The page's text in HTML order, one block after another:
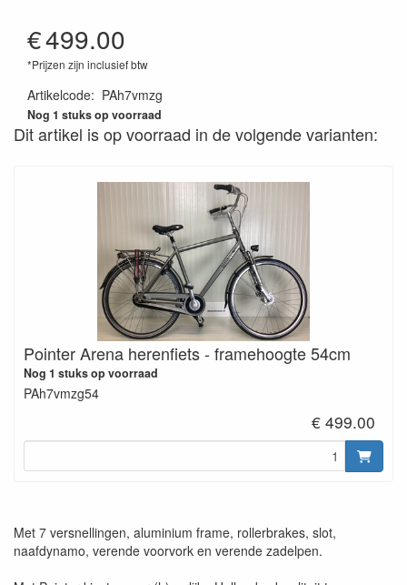
€499.00
*Prijzen zijn inclusief btw
Artikelcode: PAh7vmzg
Nog 1 stuks op voorraad
Dit artikel is op voorraad in de volgende varianten:
Pointer Arena herenfiets - framehoogte 54cm
Nog 1 stuks op voorraad
PAh7vmzg54
€ 499.00
Met 7 versnellingen, aluminium frame, rollerbrakes, slot,
naafdynamo, verende voorvork en verende zadelpen.